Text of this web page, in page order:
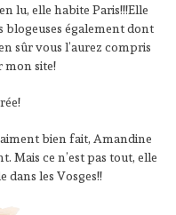
lu, elle habite Paris!!!Elle
blogeuses également dont
sûr vous l’aurez compris
mon site!
bien fait, Amandine
Mais ce n’est pas tout, elle
dans les Vosges!!